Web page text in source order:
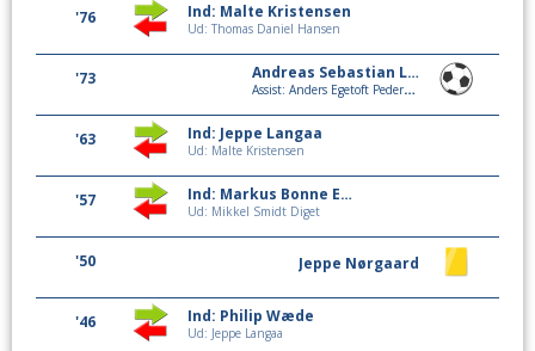
'76 Ind: Malte Kristensen
Ud: Thomas Daniel Hansen
'73 Andreas Sebastian Larsen
Assist: Anders Egetoft Pedersen
'63 Ind: Jeppe Langaa
Ud: Malte Kristensen
'57 Ind: Markus Bonne Eriksen
Ud: Mikkel Smidt Diget
'50 Jeppe Nørgaard
'46 Ind: Philip Wæde
Ud: Jeppe Langaa